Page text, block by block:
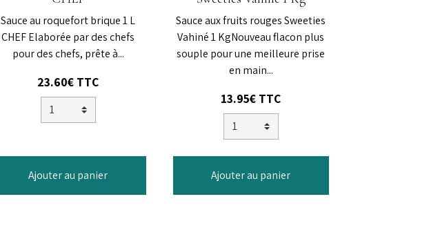
Sauce au roquefort brique 1 L
CHEF Elaborée par des chefs
pour des chefs, prête à...
23.60€ TTC
Ajouter au panier
Sauce aux fruits rouges Sweeties
Vahiné 1 KgNouveau flacon plus
souple pour une meilleure prise
en main...
13.95€ TTC
Ajouter au panier